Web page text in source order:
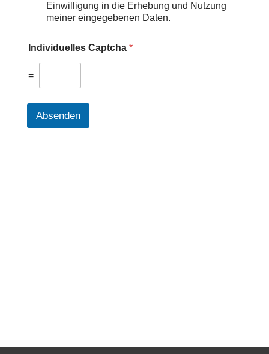
Einwilligung in die Erhebung und Nutzung
meiner eingegebenen Daten.
Individuelles Captcha *
=
Absenden